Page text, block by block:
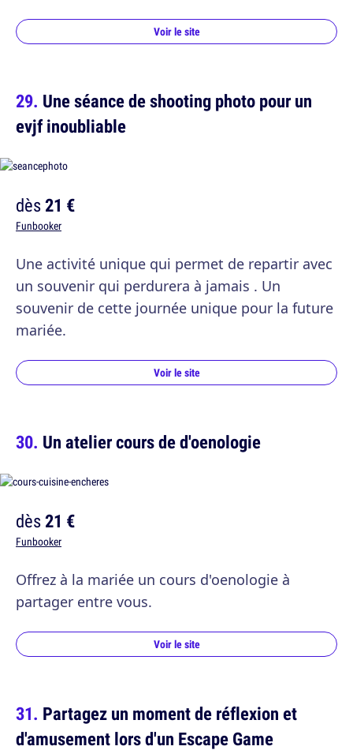
Voir le site
Une séance de shooting photo pour un
evjf inoubliable
dès21 €
Funbooker
Une activité unique qui permet de repartir avec
un souvenir qui perdurera à jamais . Un
souvenir de cette journée unique pour la future
mariée.
Voir le site
Un atelier cours de d'oenologie
dès21 €
Funbooker
Offrez à la mariée un cours d'oenologie à
partager entre vous.
Voir le site
Partagez un moment de réflexion et
d'amusement lors d'un Escape Game